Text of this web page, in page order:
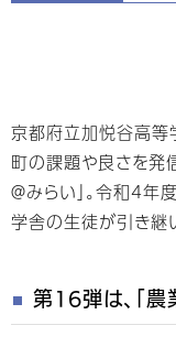
京都府立加悦谷高等
町の課題や良さを発
＠みらい」。令和4
学舎の生徒が引き継
第16弾は、「農